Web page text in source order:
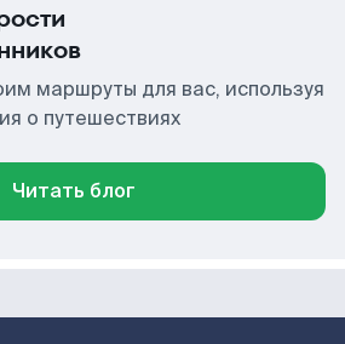
маршруты для вас, используя
о путешествиях
Читать блог